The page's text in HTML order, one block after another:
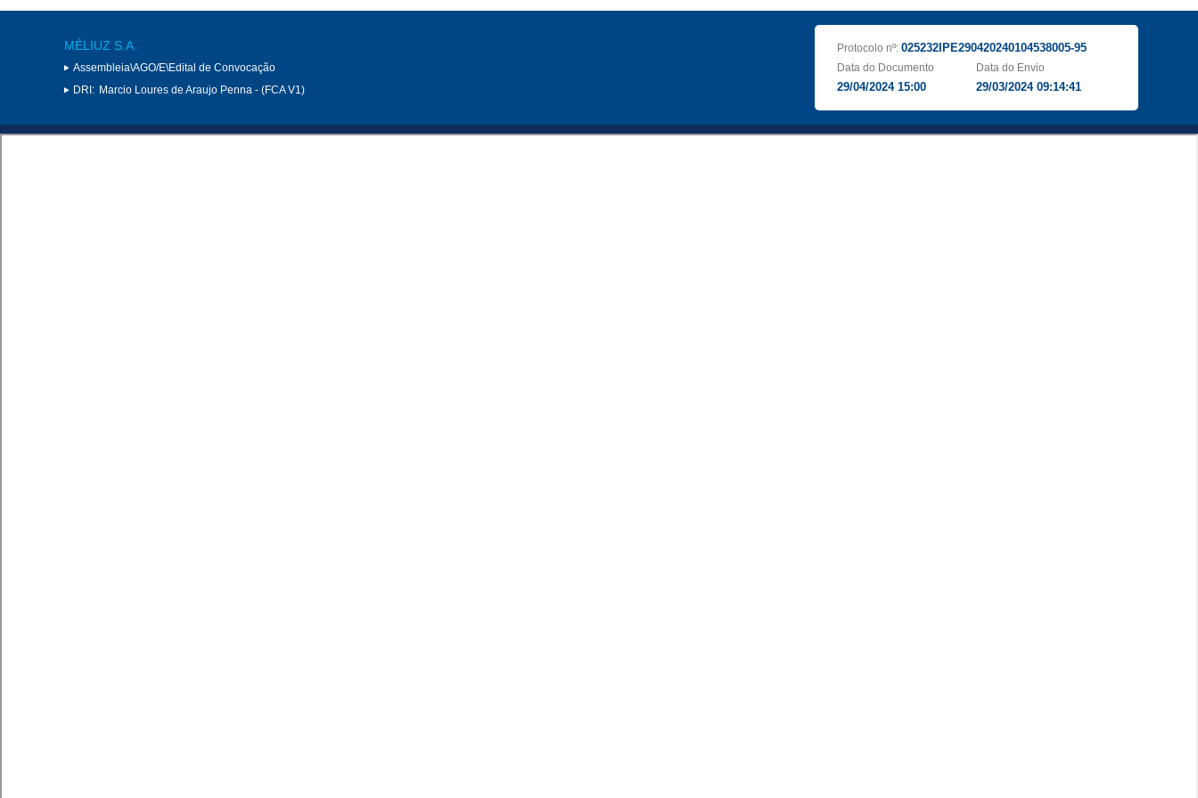
MÉLIUZ S.A.
Assembleia\AGO/E\Edital de Convocação
DRI: Marcio Loures de Araujo Penna - (FCA V1)
Protocolo nº: 025232IPE290420240104538005-95
Data do Documento
29/04/2024 15:00
Data do Envio
29/03/2024 09:14:41